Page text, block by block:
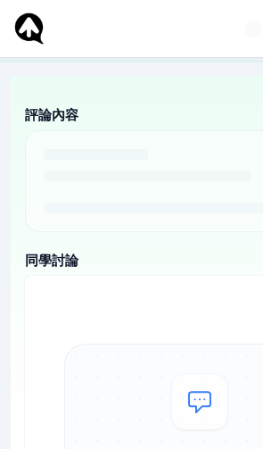
評論內容
同學討論